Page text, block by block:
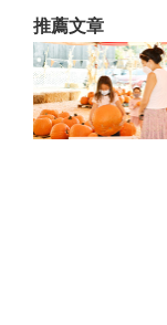
推薦文章